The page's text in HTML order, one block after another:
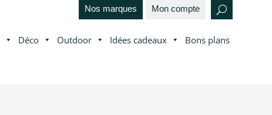
Nos marques Mon compte
Déco Outdoor Idées cadeaux Bons plans